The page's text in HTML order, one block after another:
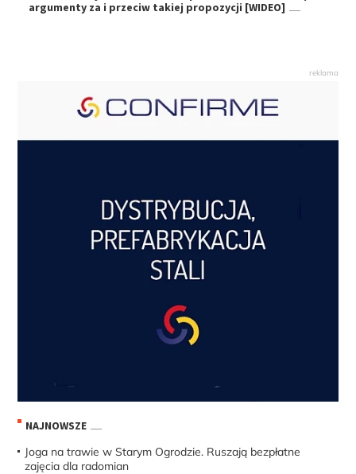
argumenty za i przeciw takiej propozycji [WIDEO]
NAJNOWSZE
Joga na trawie w Starym Ogrodzie. Ruszają bezpłatne
zajęcia dla radomian